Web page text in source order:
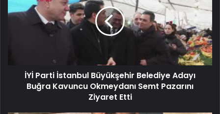
İYİ Parti İstanbul Büyükşehir Belediye Adayı
Buğra Kavuncu Okmeydanı Semt Pazarını
Ziyaret Etti